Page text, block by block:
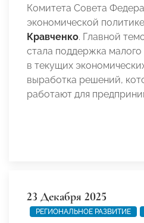
Комитета Совета
экономической политике
Кравченко. Главной
стала поддержка малого
в текущих
выработка решений,
работают для
23 Декабря 2025
РЕГИОНАЛЬНОЕ РАЗВИТИЕ